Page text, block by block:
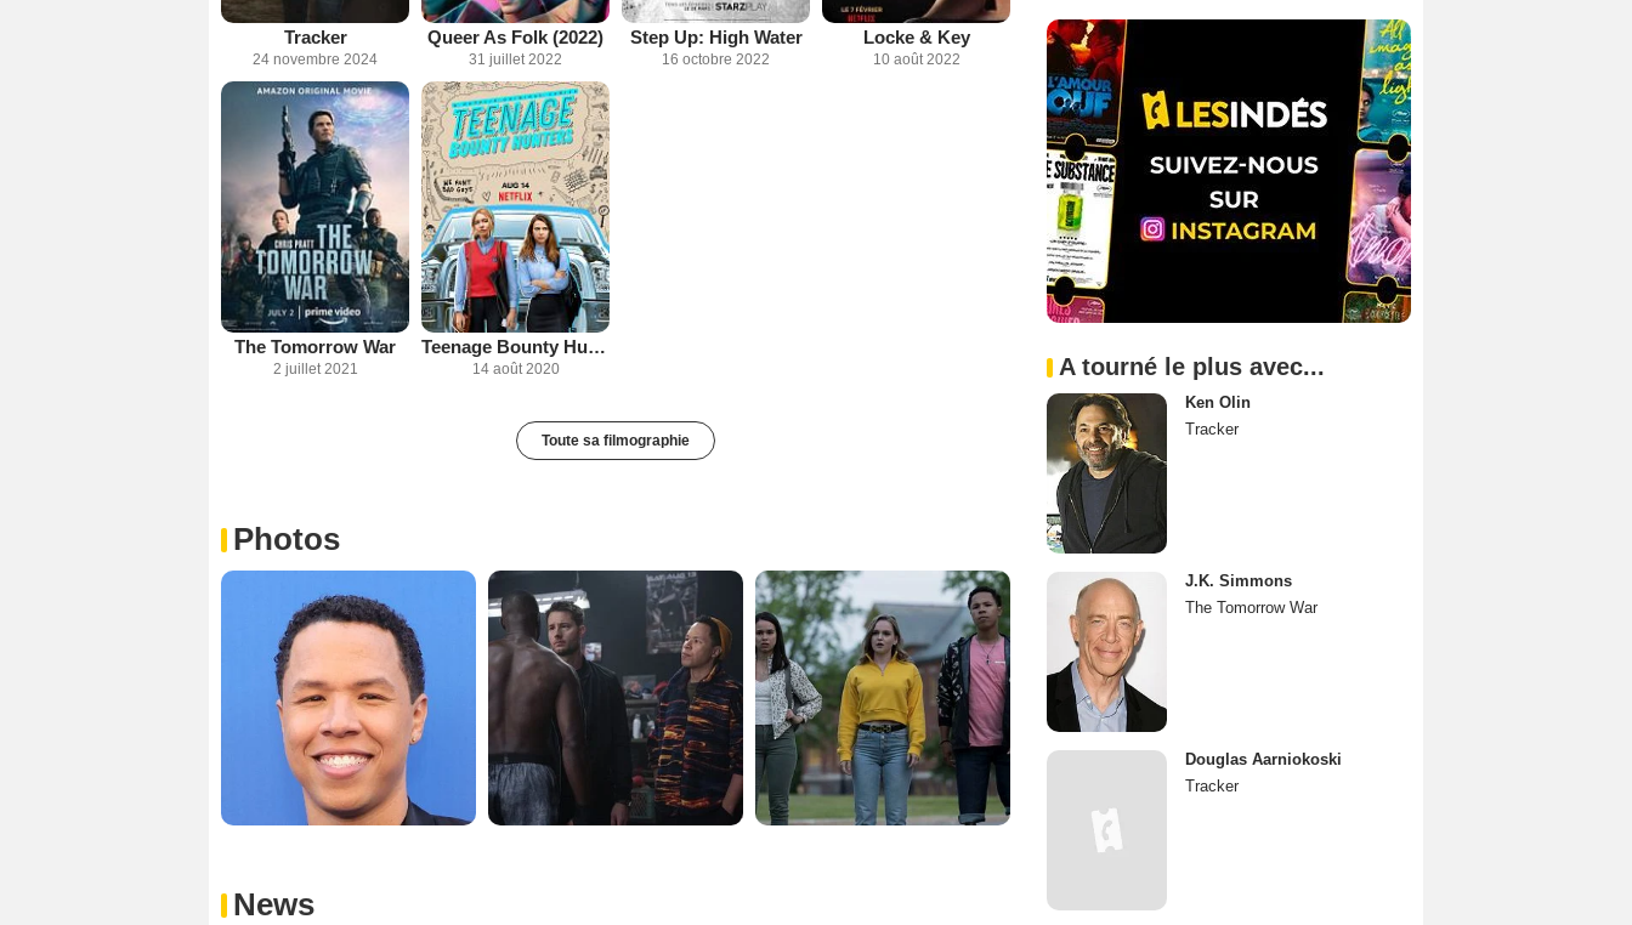
Tracker
24 novembre 2024
Queer As Folk (2022)
31 juillet 2022
Step Up: High Water
16 octobre 2022
Locke & Key
10 août 2022
The Tomorrow War
2 juillet 2021
Teenage Bounty Hunters
14 août 2020
Toute sa filmographie
Photos
News
A tourné le plus avec...
Ken Olin
Tracker
J.K. Simmons
The Tomorrow War
Douglas Aarniokoski
Tracker